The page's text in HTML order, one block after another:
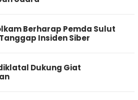
Berharap Pemda Sulut
Insiden Siber
Dukung Giat